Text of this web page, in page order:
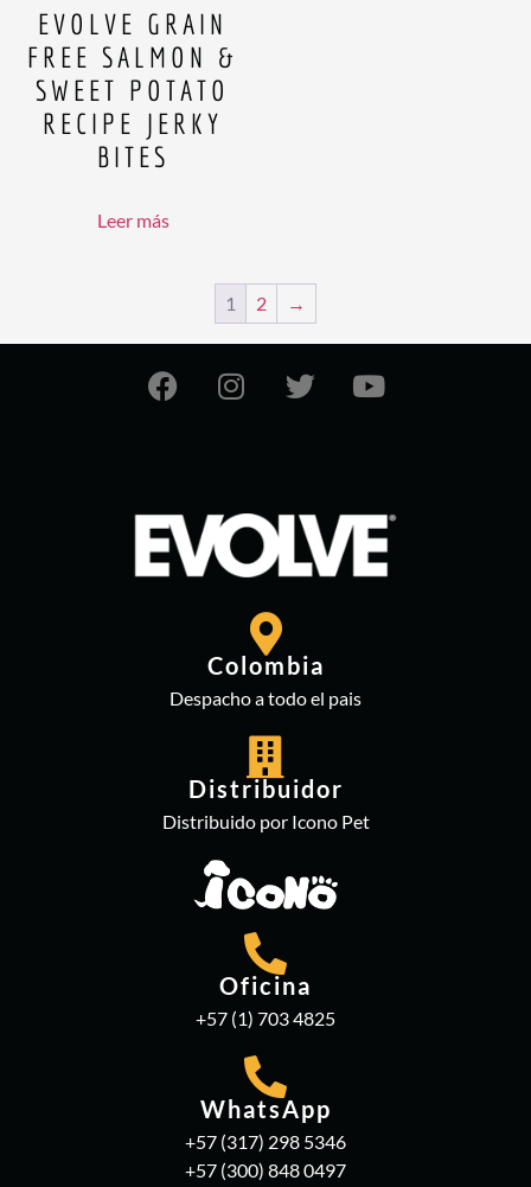
EVOLVE GRAIN
FREE SALMON &
SWEET POTATO
RECIPE JERKY
BITES
Leer más
1 2 →
Colombia
Despacho a todo el pais
Distribuidor
Distribuido por Icono Pet
Oficina
+57 (1) 703 4825
WhatsApp
+57 (317) 298 5346
+57 (300) 848 0497